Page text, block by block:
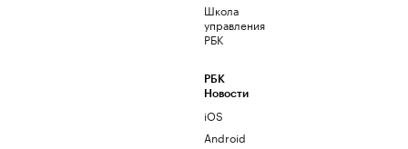
Школа
управления
РБК
РБК
Новости
iOS
Android